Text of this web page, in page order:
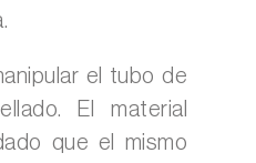
el tubo de
El material
que el mismo